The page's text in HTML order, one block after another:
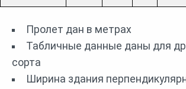
Пролет дан в метрах
Табличные данные даны для
сорта
Ширина здания